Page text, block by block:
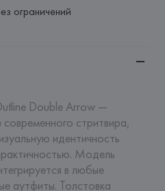
ограничений
Double Arrow —
стритвира,
идентичность
Модель
в любые
аутфиты. Толстовка